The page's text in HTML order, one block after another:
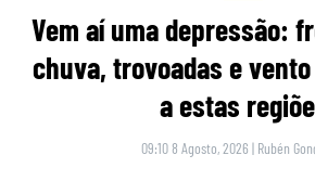
Vem aí uma depressão:
chuva, trovoadas e
a estas
09:10 8 Agosto, 2026 | Rubén